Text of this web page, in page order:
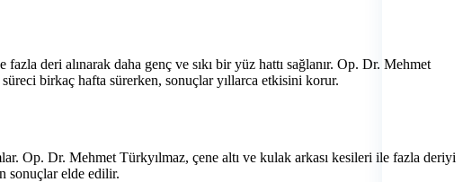
fazla deri alınarak daha genç ve sıkı bir yüz hattı sağlanır. Op. Dr. Mehmet
birkaç hafta sürerken, sonuçlar yıllarca etkisini korur.
Op. Dr. Mehmet Türkyılmaz, çene altı ve kulak arkası kesileri ile fazla deriyi
sonuçlar elde edilir.